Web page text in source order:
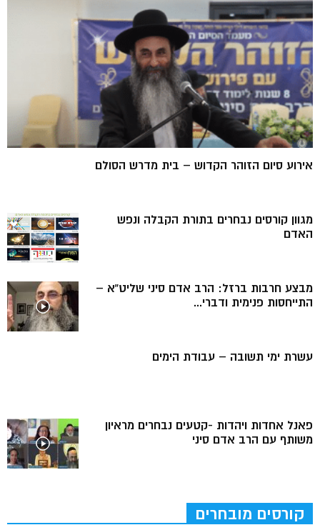
אירוע סיום הזוהר הקדוש – בית מדרש הסולם
מגוון קורסים נבחרים בתורת הקבלה ונפש
האדם
מבצע חרבות ברזל: הרב אדם סיני שליט”א –
התייחסות פנימית ודברי...
עשרת ימי תשובה – עבודת הימים
פאנל אחדות ויהדות -קטעים נבחרים מראיון
משותף עם הרב אדם סיני
קורסים מובחרים